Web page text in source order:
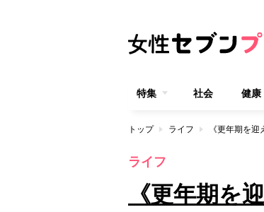
特集 社会 健康
トップ ライフ
ライフ
《更年期を